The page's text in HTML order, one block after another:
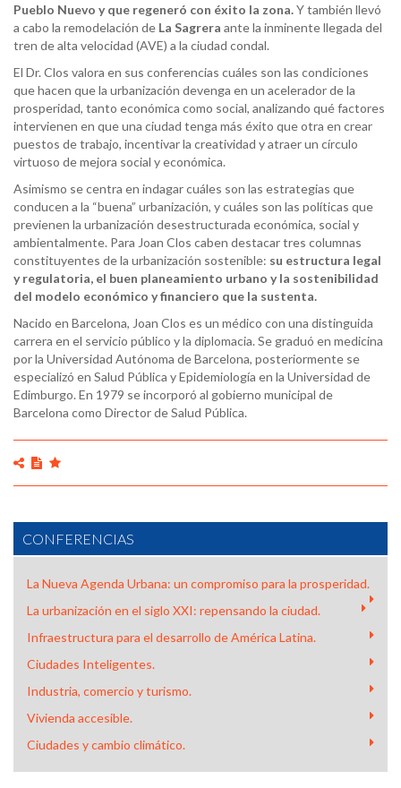
Pueblo Nuevo y que regeneró con éxito la zona.Y también llevó
a cabo la remodelación de La Sagrera ante la inminente llegada del
tren de alta velocidad (AVE) a la ciudad condal.
El Dr. Clos valora en sus conferencias cuáles son las condiciones
que hacen que la urbanización devenga en un acelerador de la
prosperidad, tanto económica como social, analizando qué factores
intervienen en que una ciudad tenga más éxito que otra en crear
puestos de trabajo, incentivar la creatividad y atraer un círculo
virtuoso de mejora social y económica.
Asimismo se centra en indagar cuáles son las estrategias que
conducen a la “buena” urbanización, y cuáles son las políticas que
previenen la urbanización desestructurada económica, social y
ambientalmente. Para Joan Clos caben destacar tres columnas
constituyentes de la urbanización sostenible: su estructura legal
y regulatoria, el buen planeamiento urbano y la sostenibilidad
del modelo económico y financiero que la sustenta.
Nacido en Barcelona, Joan Clos es un médico con una distinguida
carrera en el servicio público y la diplomacia. Se graduó en medicina
por la Universidad Autónoma de Barcelona, posteriormente se
especializó en Salud Pública y Epidemiología en la Universidad de
Edimburgo. En 1979 se incorporó al gobierno municipal de
Barcelona como Director de Salud Pública.
CONFERENCIAS
La Nueva Agenda Urbana: un compromiso para la prosperidad.
La urbanización en el siglo XXI: repensando la ciudad.
Infraestructura para el desarrollo de América Latina.
Ciudades Inteligentes.
Industria, comercio y turismo.
Vivienda accesible.
Ciudades y cambio climático.